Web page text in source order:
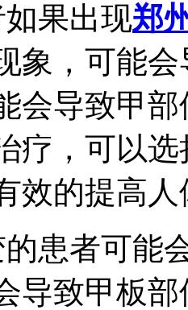
果出现郑
象，可能
会导致甲
疗，可以
效的提高
患者可能
导致甲板